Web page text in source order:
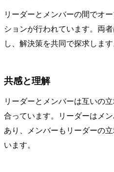
リーダーとメンバーの間でオ
ションが行われています。両
し、解決策を共同で探求します
共感と理解
リーダーとメンバーは互いの
合っています。リーダーはメ
あり、メンバーもリーダーの
います。